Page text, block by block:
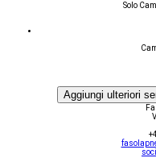
Solo
Aggiungi ulteriori